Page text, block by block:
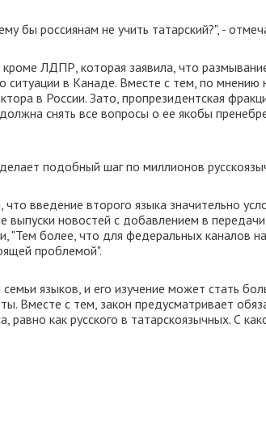
бы россиянам не учить татарский?", -
кроме ЛДПР, которая заявила, что
в Канаде. Вместе с тем, по мнению
в России. Зато, пропрезидентская
снять все вопросы о ее якобы
подобный шаг по миллионов
что введение второго языка значительно
новостей с добавлением в
"Тем более, что для федеральных каналов
проблемой".
семьи языков, и его изучение может стать
Вместе с тем, закон предусматривает
равно как русского в татарскоязычных. С